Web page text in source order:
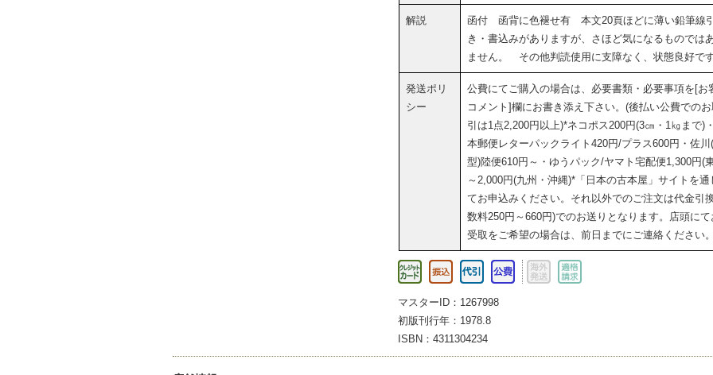
解説
函付 函背に色褪せ有 本文20頁ほどに薄い鉛筆線
き・書込みがありますが、さほど気になるものでは
ません。 その他判読使用に支障なく、状態良好です
発送ポリ
シー
公費にてご購入の場合は、必要書類・必要事項を[お
コメント]欄にお書き添え下さい。(後払い公費でのお
引は1点2,200円以上)*ネコポス200円(3㎝・1㎏まで)
本郵便レターパックライト420円/プラス600円・佐川
型)陸便610円～・ゆうパック/ヤマト宅配便1,300円(
～2,000円(九州・沖縄)*「日本の古本屋」サイトを通
てお申込みください。それ以外でのご注文は代金引
数料250円～660円)でのお送りとなります。店頭にて
受取をご希望の場合は、前日までにご連絡ください。
マスターID：1267998
初版刊行年：1978.8
ISBN：4311304234